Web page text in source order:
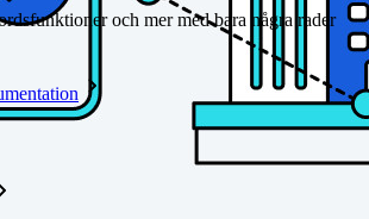
och mer med bara några rader